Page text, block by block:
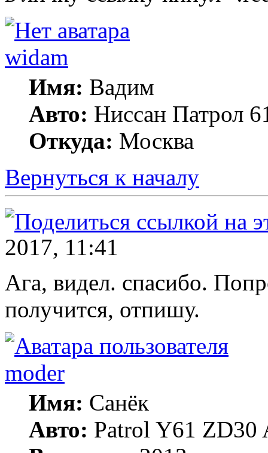
widam
Имя: Вадим
Авто: Ниссан Патрол
Откуда: Москва
Вернуться к началу
2017, 11:41
Ага, видел. спасибо.
получится, отпишу.
moder
Имя: Санёк
Авто: Patrol Y61 ZD30